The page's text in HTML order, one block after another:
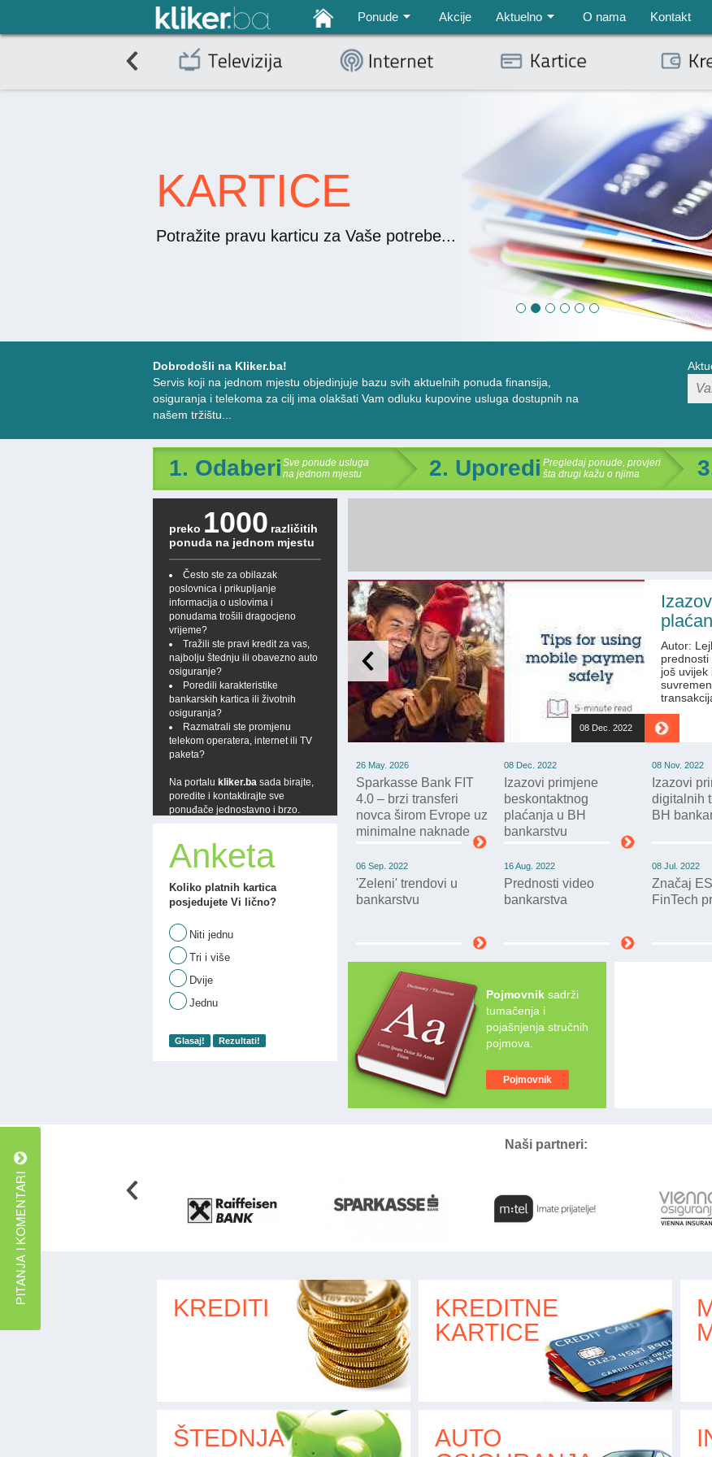
Ponude Akcije Aktuelno O nama Kontakt
KARTICE
Potražite pravu karticu za Vaše potrebe...
Dobrodošli na Kliker.ba!
Servis koji na jednom mjestu objedinjuje bazu svih aktuelnih ponuda finansija,
osiguranja i telekoma za cilj ima olakšati Vam odluku kupovine usluga dostupnih na
našem tržištu...
1. Odaberi Sve ponude usluga
na jednom mjestu
2. Uporedi Pregledaj ponude, provjeri
šta drugi kažu o njima
preko 1000 različitih
ponuda na jednom mjestu
Često ste za obilazak
poslovnica i prikupljanje
informacija o uslovima i
ponudama trošili dragocjeno
vrijeme?
Tražili ste pravi kredit za vas,
najbolju štednju ili obavezno auto
osiguranje?
Poredili karakteristike
bankarskih kartica ili životnih
osiguranja?
Razmatrali ste promjenu
telekom operatera, internet ili TV
paketa?
Na portalu kliker.ba sada birajte,
poredite i kontaktirajte sve
ponuđače jednostavno i brzo.
Anketa
Koliko platnih kartica
posjedujete Vi lično?
Niti jednu
Tri i više
Dvije
Jednu
Glasaj! Rezultati!
Sparkasse Bank FIT 4.0 – brzi
transferi novca širom Evrope uz
minimalne naknade
Sparkasse Bank BiH je uvela FIT 4.0
(Fast Intragroup Transfer), unaprijeđeni
interni sistem međunarodnih
transfera/plaćanjaunutar banaka članica
Erste i Steiermaerkische Sparkasse
grupacije, koji donosi još povoljnije i...
08 Dec. 2022
Autor:
prednosti
još uvijek
26 May. 2026
Sparkasse Bank FIT
4.0 – brzi transferi
novca širom Evrope uz
minimalne naknade
08 Dec. 2022
Izazovi primjene
beskontaktnog
plaćanja u BH
bankarstvu
08 Nov. 2022
Izazovi
digitalnih
BH
06 Sep. 2022
'Zeleni' trendovi u
bankarstvu
16 Aug. 2022
Prednosti video
bankarstva
08 Jul. 2022
Značaj
FinTech
Pojmovnik sadrži
tumačenja i
pojašnjenja stručnih
pojmova.
Pojmovnik
Naši partneri:
KREDITI
KREDITNE
KARTICE
ŠTEDNJA
AUTO